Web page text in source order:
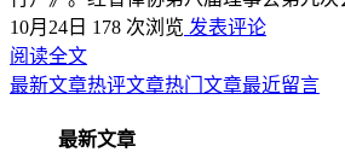
10月24日 178 次浏览 发表评论
阅读全文
最新文章热评文章热门文章最近留言
最新文章